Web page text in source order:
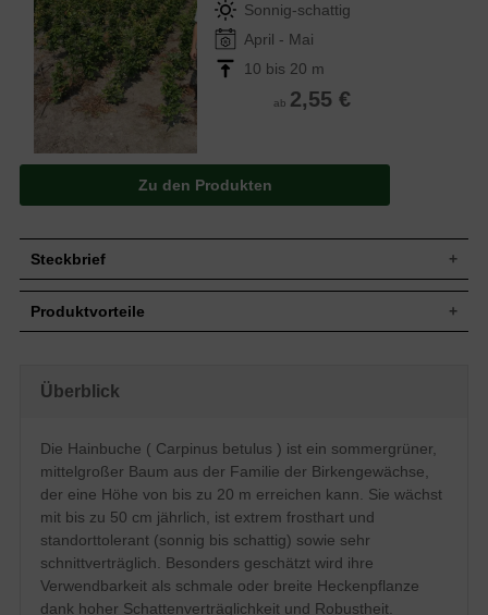
Sonnig-schattig
April - Mai
10 bis 20 m
ab 2,55 €
Zu den Produkten
Steckbrief
Zuwachs
Wuchsform
Blatt
gesägt, 5-10 cm lang
Frucht
Kleine Nüsschen
Blüte
Gelbe Blüten (männlich), grüne Blüten
(weiblich); April / Mai
Blütezeit
April - Mai
Boden
Bevorzugt frische bis feuchte, gut
durchlässige und nahrhafte Untergründe,
insgesamt jedoch standorttolerant
Produktvorteile
kann sehr schmal gehalten werden
extrem schnittverträglich
robust und pflegeleicht
nicht immergrün
(im Winter geringe Laubhaftung)
laubverursachend
Staunässe vermeiden
Überblick
Die Hainbuche ( Carpinus betulus ) ist ein sommergrüner,
mittelgroßer Baum aus der Familie der Birkengewächse,
der eine Höhe von bis zu 20 m erreichen kann. Sie wächst
mit bis zu 50 cm jährlich, ist extrem frosthart und
standorttolerant (sonnig bis schattig) sowie sehr
schnittverträglich. Besonders geschätzt wird ihre
Verwendbarkeit als schmale oder breite Heckenpflanze
dank hoher Schattenverträglichkeit und Robustheit.